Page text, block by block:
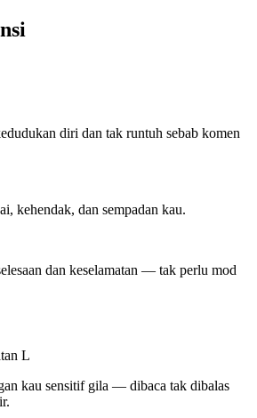
diri dan tak runtuh sebab komen
kehendak, dan sempadan kau.
dan keselamatan — tak perlu mod
L
kau sensitif gila — dibaca tak dibalas